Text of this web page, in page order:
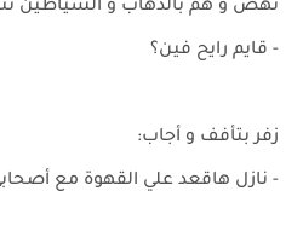
نهض و هم بالذهاب و الشياطين
- قايم رايح فين؟
زفر بتأفف و أجاب:
- نازل هاقعد علي القهوة مع